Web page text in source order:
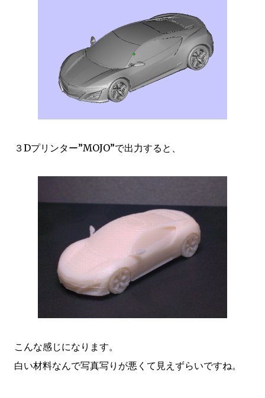
３Dプリンター”MOJO”で出力すると、
こんな感じになります。
白い材料なんで写真写りが悪くて見えずらいですね。